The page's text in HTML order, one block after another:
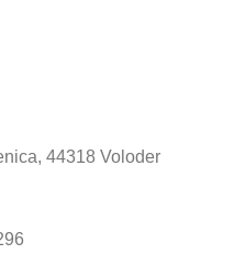
44318 Voloder